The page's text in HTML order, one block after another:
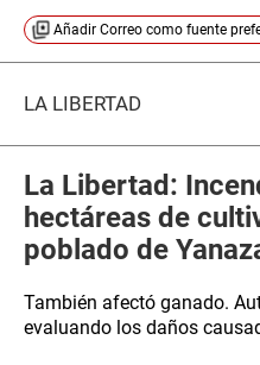
Añadir Correo como fuente
LA LIBERTAD
La Libertad:
hectáreas de
poblado de
También afectó ganado.
evaluando los daños